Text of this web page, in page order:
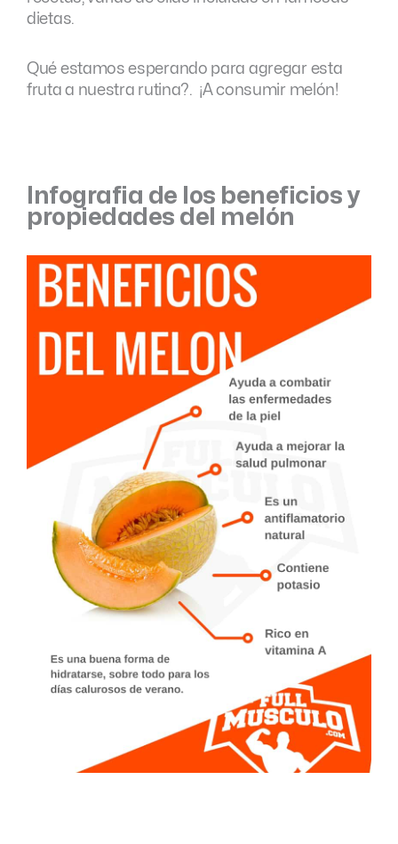
dietas.
Qué estamos esperando para agregar esta
fruta a nuestra rutina?. ¡A consumir melón!
Infografia de los beneficios y
propiedades del melón